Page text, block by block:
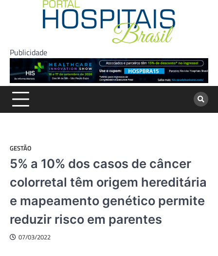
Publicidade
GESTÃO
5% a 10% dos casos de câncer
colorretal têm origem hereditária
e mapeamento genético permite
reduzir risco em parentes
07/03/2022